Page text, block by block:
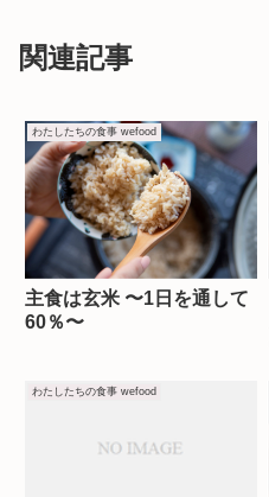
関連記事
わたしたちの食事 wefood
主食は玄米 〜1日を通して
60％〜
わたしたちの食事 wefood